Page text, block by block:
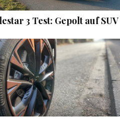
3 Test: Gepolt auf SUV